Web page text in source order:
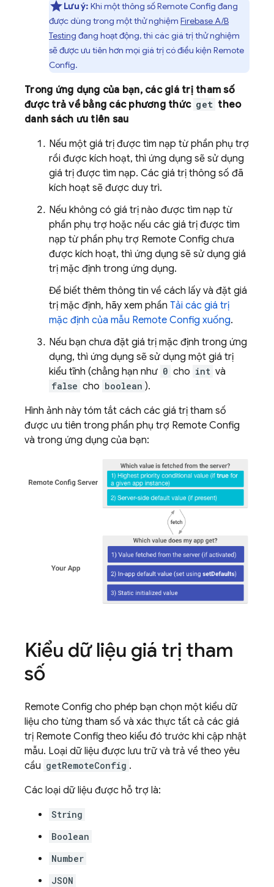
Lưu ý: Khi một thông sốRemote Config đang
được dùng trong một thử nghiệm Firebase A/B
Testing đang hoạt động, thì các giá trị thử nghiệm
sẽ được ưu tiên hơn mọi giá trị có điều kiện Remote
Config.
Trong ứng dụng của bạn, các giá trị tham số
được trả về bằng các phương thức get theo
danh sách ưu tiên sau
Nếu một giá trị được tìm nạp từ phần phụ trợ
rồi được kích hoạt, thì ứng dụng sẽ sử dụng
giá trị được tìm nạp. Các giá trị thông số đã
kích hoạt sẽ được duy trì.
Nếu không có giá trị nào được tìm nạp từ
phần phụ trợ hoặc nếu các giá trị được tìm
nạp từ phần phụ trợ Remote Config chưa
được kích hoạt, thì ứng dụng sẽ sử dụng giá
trị mặc định trong ứng dụng.
Để biết thêm thông tin về cách lấy và đặt giá
trị mặc định, hãy xem phần Tải các giá trị
mặc định của mẫu Remote Config xuống.
Nếu bạn chưa đặt giá trị mặc định trong ứng
dụng, thì ứng dụng sẽ sử dụng một giá trị
kiểu tĩnh (chẳng hạn như 0 cho int và
false cho boolean ).
Hình ảnh này tóm tắt cách các giá trị tham số
được ưu tiên trong phần phụ trợ Remote Config
và trong ứng dụng của bạn:
Kiểu dữ liệu giá trị tham
số
Remote Config cho phép bạn chọn một kiểu dữ
liệu cho từng tham số và xác thực tất cả các giá
trị Remote Config theo kiểu đó trước khi cập nhật
mẫu. Loại dữ liệu được lưu trữ và trả về theo yêu
cầu getRemoteConfig .
Các loại dữ liệu được hỗ trợ là:
String
Boolean
Number
JSON